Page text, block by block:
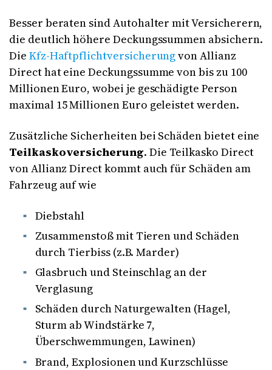
Besser beraten sind Autohalter mit Versicherern,
die deutlich höhere Deckungssummen absichern.
Die Kfz-Haftpflichtversicherungvon Allianz
Direct hat eine Deckungssumme von bis zu 100
Millionen Euro, wobei je geschädigte Person
maximal 15 Millionen Euro geleistet werden.
Zusätzliche Sicherheiten bei Schäden bietet eine
Teilkaskoversicherung. Die Teilkasko Direct
von Allianz Direct kommt auch für Schäden am
Fahrzeug auf wie
Diebstahl
Zusammenstoß mit Tieren und Schäden
durch Tierbiss (z.B. Marder)
Glasbruch und Steinschlag an der
Verglasung
Schäden durch Naturgewalten (Hagel,
Sturm ab Windstärke 7,
Überschwemmungen, Lawinen)
Brand, Explosionen und Kurzschlüsse